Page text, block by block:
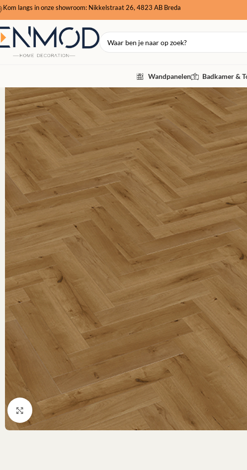
Kom langs in onze showroom: Nikkelstraat 26, 4823 AB Breda
Wandpanelen Badkamer &
Klik om te vergroten